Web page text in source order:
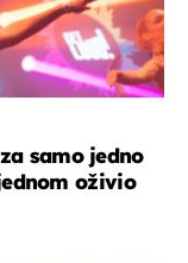
samo jedno
oživio